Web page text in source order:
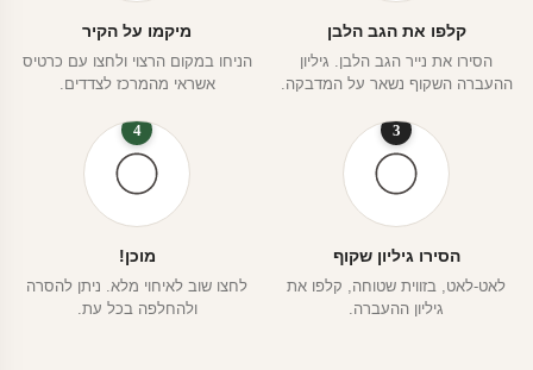
קלפו את הגב הלבן
הסירו את נייר הגב הלבן. גיליון
ההעברה השקוף נשאר על המדבקה.
מיקמו על הקיר
הניחו במקום הרצוי ולחצו עם כרטיס
אשראי מהמרכז לצדדים.
3
הסירו גיליון שקוף
לאט-לאט, בזווית שטוחה, קלפו את
גיליון ההעברה.
4
מוכן!
לחצו שוב לאיחוי מלא. ניתן להסרה
ולהחלפה בכל עת.